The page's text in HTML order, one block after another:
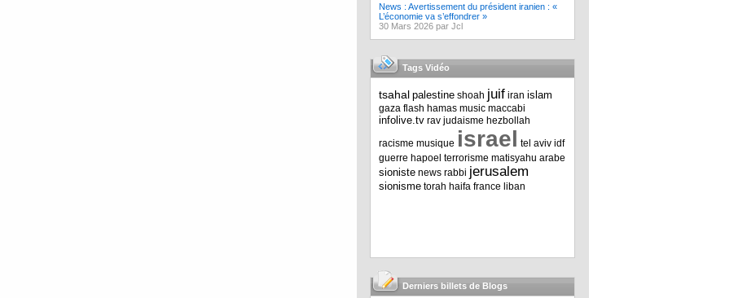
News : Avertissement du président iranien : «
L’économie va s’effondrer »
30 Mars 2026 par Jcl
Tags Vidéo
tsahal palestine shoah juif iran islam
gaza flash hamas music maccabi
infolive.tv rav judaisme hezbollah
racisme musique israel tel aviv idf
guerre hapoel terrorisme matisyahu arabe
sioniste news rabbi jerusalem
sionisme torah haifa france liban
Derniers billets de Blogs